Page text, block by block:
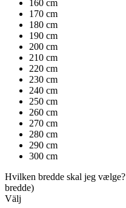
160 cm
170 cm
180 cm
190 cm
200 cm
210 cm
220 cm
230 cm
240 cm
250 cm
260 cm
270 cm
280 cm
290 cm
300 cm
Hvilken bredde skal jeg vælge?
bredde)
Välj